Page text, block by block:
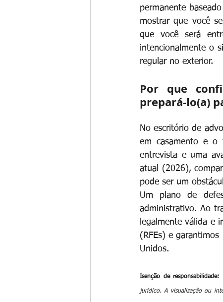
permanente
mostrar que você
que você será
intencionalmente o
regular no exterior.
Por que
prepará-lo(a)
No escritório de
em casamento e o
entrevista e uma
atual (2026),
pode ser um
Um plano de
administrativo. Ao
legalmente válida e
(RFEs) e
Unidos.
Isenção de responsabilidade:
jurídico. A visualização ou